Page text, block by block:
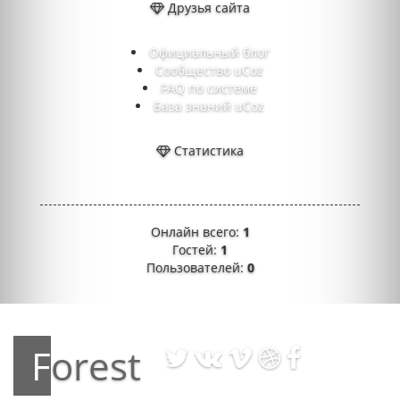
Друзья сайта
Официальный блог
Сообщество uCoz
FAQ по системе
База знаний uCoz
Статистика
Онлайн всего: 1
Гостей: 1
Пользователей:0
Forest